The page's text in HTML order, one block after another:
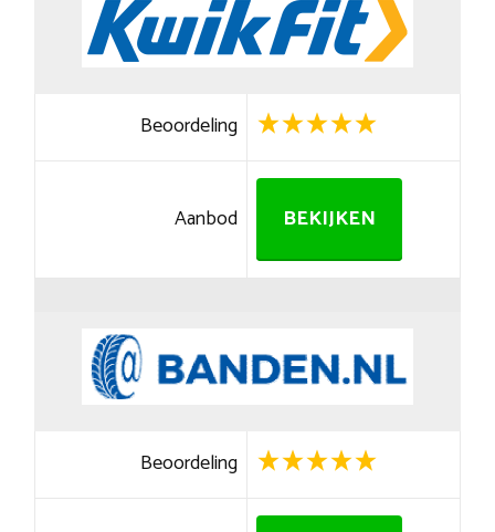
Beoordeling
Aanbod BEKIJKEN
Beoordeling